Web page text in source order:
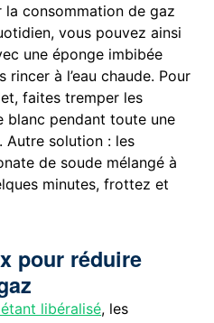
la consommation de gaz
vous pouvez ainsi
une éponge imbibée
à l’eau chaude. Pour
faites tremper les
blanc pendant toute une
Autre solution : les
de soude mélangé à
minutes, frottez et
pour réduire
libéralisé, les